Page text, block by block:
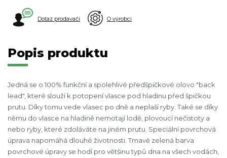
Dotaz prodavači O výrobci
Popis produktu
Jedná se o 100% funkční a spolehlivé předšpičkové olovo "back
lead", které slouží k potopení vlasce pod hladinu před špičkou
prutu. Díky tomu vede vlasec po dně a neplaší ryby. Také se díky
němu do vlasce na hladině nemotají lodě, plovoucí nečistoty a
nebo ryby, které zdoláváte na jiném prutu. Speciální povrchová
úprava napomáhá dlouhé životnosti. Tmavě zelená barva
povrchové úpravy se hodí pro většinu typů dna na všech vodách,